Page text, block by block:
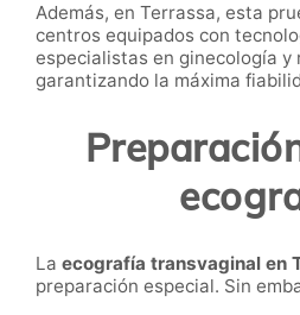
Además, en Terrassa, esta
centros equipados con
especialistas en ginecología y
garantizando la máxima
La ecografía transvaginal en
preparación especial. Sin